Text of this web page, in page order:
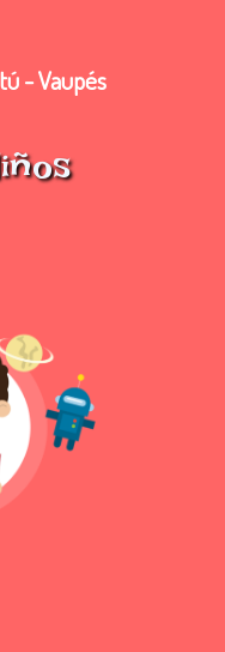
- Vaupés